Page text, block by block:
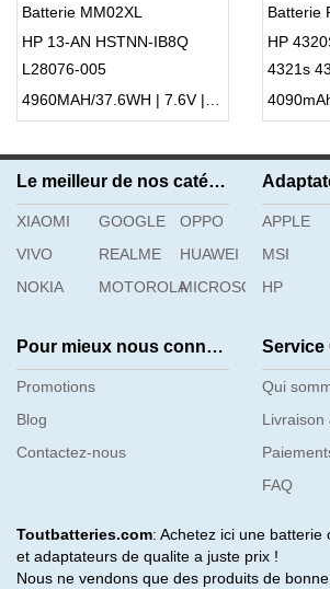
Batterie MM02XL
HP 13-AN HSTNN-IB8Q
L28076-005
4960MAH/37.6WH | 7.6V | Li-ion ...
Batterie
HP
4321s
Le meilleur de nos catégories
XIAOMI GOOGLE
OPPO
VIVO
REALME
HUAWEI
NOKIA
MOTOROLAMICROSOFT
APPLE
MSI
HP
Pour mieux nous connaître
Promotions
Blog
Contactez-nous
Service
Qui
Livraison
FAQ
Toutbatteries.com: Achetez ici une batterie
et adaptateurs de qualite a juste prix !
Nous ne vendons que des produits de